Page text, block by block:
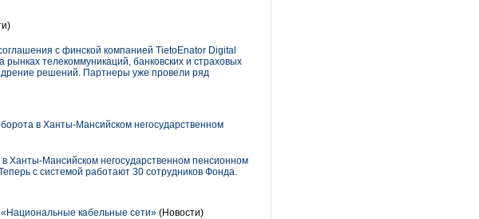
с финской компанией TietoEnator Digital
телекоммуникаций, банковских и страховых
решений. Партнеры уже провели ряд
в Ханты-Мансийском негосударственном
Ханты-Мансийском негосударственном пенсионном
с системой работают 30 сотрудников Фонда.
кабельные сети» (Новости)